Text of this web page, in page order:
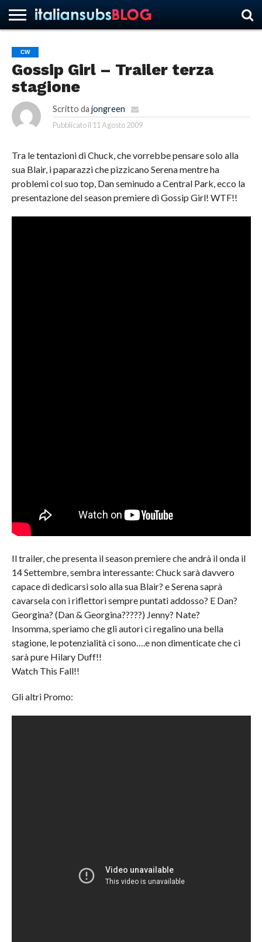
HOME
NEWS
ASCOLTI
RECENSIONI
INTERVISTE
CURIOSITÀ
CHI
SIAMO
CONTATTACI
FORUM
ITALIANSUBS
CW
Gossip Girl – Trailer terza
stagione
Scritto da jongreen
Pubblicato il 11 Agosto 2009
Tra le tentazioni di Chuck, che vorrebbe pensare solo alla
sua Blair, i paparazzi che pizzicano Serena mentre ha
problemi col suo top, Dan seminudo a Central Park, ecco la
presentazione del season premiere di Gossip Girl! WTF!!
Il trailer, che presenta il season premiere che andrà il onda il
14 Settembre, sembra interessante: Chuck sarà davvero
capace di dedicarsi solo alla sua Blair? e Serena saprà
cavarsela con i riflettori sempre puntati addosso? E Dan?
Georgina? (Dan & Georgina?????) Jenny? Nate?
Insomma, speriamo che gli autori ci regalino una bella
stagione, le potenzialità ci sono….e non dimenticate che ci
sarà pure Hilary Duff!!
Watch This Fall!!
Gli altri Promo: